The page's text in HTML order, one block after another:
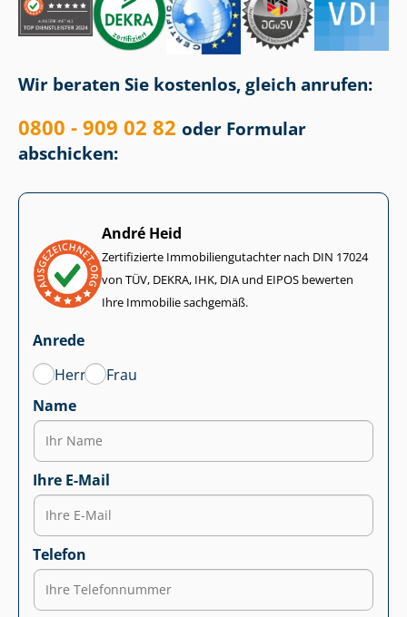
Wir beraten Sie kostenlos, gleich anrufen:
0800 - 909 02 82 oder Formular
abschicken:
André Heid
Zertifizierte Im­mo­bi­li­en­gut­ach­ter nach DIN 17024
von TÜV, DEKRA, IHK, DIA und EIPOS bewerten
Ihre Immobilie sachgemäß.
Anrede
Herr
Frau
Name
Ihre E-Mail
Telefon